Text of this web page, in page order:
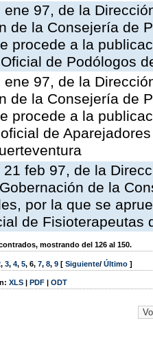
97, de la
de la Consejería de
procede a la
de Podólogos
97, de la
de la Consejería de
procede a la
de
feb 97, de la
de la
por la que se
de Fisioterapeutas
mostrando del 126 al 150.
, 3, 4, 5, 6, 7, 8, 9 [ Siguiente/ Último ]
XLS | PDF | ODT